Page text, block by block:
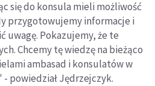
się do konsula mieli możliwość
przygotowujemy informacje i
uwagę. Pokazujemy, że te
Chcemy tę wiedzę na bieżąco
ambasad i konsulatów w
powiedział Jędrzejczyk.